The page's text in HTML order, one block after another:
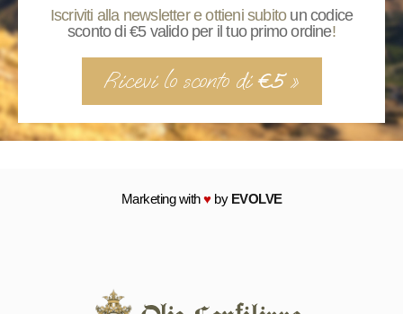
Iscriviti alla newsletter e ottieni subito un codice
sconto di €5 valido per il tuo primo ordine!
Ricevi lo sconto di €5»
Marketing with♥by EVOLVE